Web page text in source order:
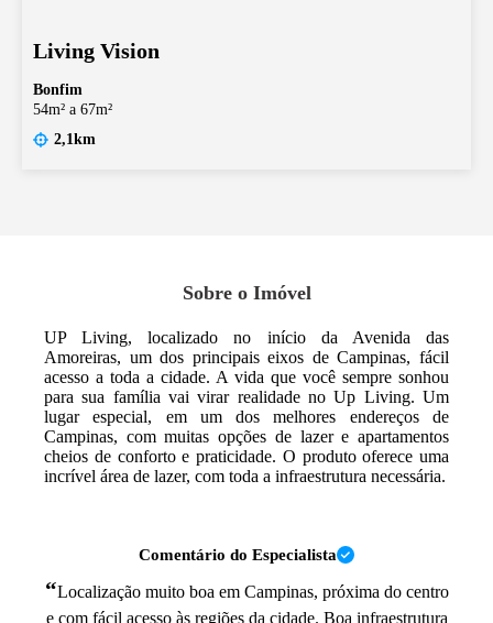
Living Vision
Bonfim
54m² a 67m²
2,1km
Sobre o Imóvel
UP Living, localizado no início da Avenida das
Amoreiras, um dos principais eixos de Campinas, fácil
acesso a toda a cidade. A vida que você sempre sonhou
para sua família vai virar realidade no Up Living. Um
lugar especial, em um dos melhores endereços de
Campinas, com muitas opções de lazer e apartamentos
cheios de conforto e praticidade. O produto oferece uma
incrível área de lazer, com toda a infraestrutura necessária.
Comentário do Especialista
“Localização muito boa em Campinas, próxima do centro
e com fácil acesso às regiões da cidade. Boa infraestrutura